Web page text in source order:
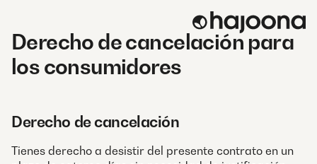
content
Derecho de cancelación para
los consumidores
Derecho de cancelación
Tienes derecho a desistir del presente contrato en un